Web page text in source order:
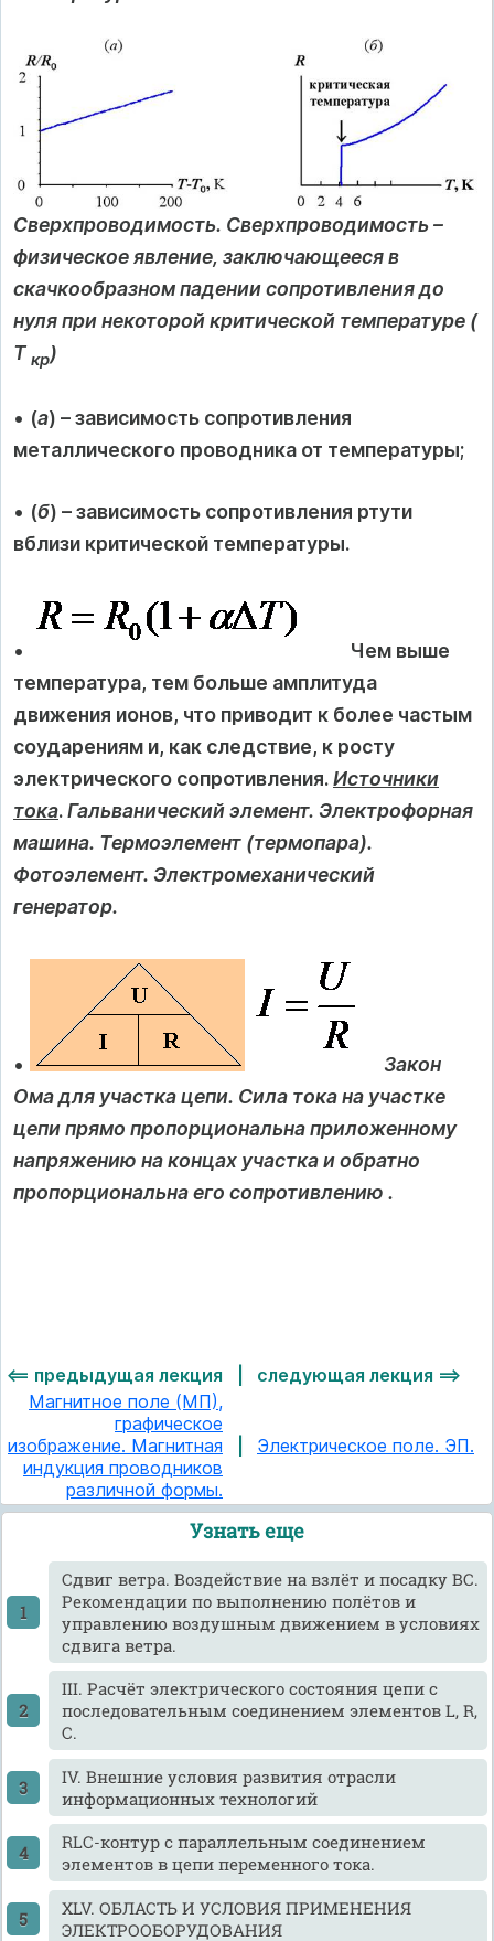
Сверхпроводимость. Сверхпроводимость –
физическое явление, заключающееся в
скачкообразном падении сопротивления до
нуля при некоторой критической температуре (
Ткр)
• (а) – зависимость сопротивления
металлического проводника от температуры;
• (б) – зависимость сопротивления ртути
вблизи критической температуры.
•
Чем выше
температура, тем больше амплитуда
движения ионов, что приводит к более частым
соударениям и, как следствие, к росту
электрического сопротивления.Источники
тока.Гальванический элемент. Электрофорная
машина. Термоэлемент (термопара).
Фотоэлемент. Электромеханический
генератор.
•
Закон
Ома для участка цепи. Сила тока на участке
цепи прямо пропорциональна приложенному
напряжению на концах участка и обратно
пропорциональна его сопротивлению .
<== предыдущая лекция
следующая лекция ==>
Магнитное поле (МП),
графическое
изображение. Магнитная
индукция проводников
различной формы.
Электрическое поле. ЭП.
Узнать еще
Cдвиг ветра. Воздействие на взлёт и посадку ВС.
Рекомендации по выполнению полётов и
управлению воздушным движением в условиях
сдвига ветра.
III. Расчёт электрического состояния цепи с
последовательным соединением элементов L, R,
C.
IV. Внешние условия развития отрасли
информационных технологий
RLC-контур с параллельным соединением
элементов в цепи переменного тока.
XLV. ОБЛАСТЬ И УСЛОВИЯ ПРИМЕНЕНИЯ
ЭЛЕКТРООБОРУДОВАНИЯ